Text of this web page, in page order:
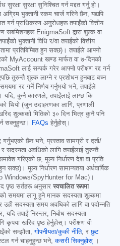
सुरक्षा सुनिश्चित गर्न मद्दत गर्नु हो।
अग्रिम भुक्तानी रकम चार्ज गरिने छैन, यद्यपि
गर्न प्राधिकरण अनुरोधहरू तपाईंको वित्तीय
सबमिशनहरू EnigmaSoft द्वारा शुल्क वा
भुक्तानी विधि र/वा तपाईंको वित्तीय
प्रतिबिम्बित हुन सक्छ)। तपाईंले आफ्नो
MyAccount खण्ड मार्फत वा ७-दिनको
लाई सम्पर्क गरेर आफ्नो परीक्षण रद्द गर्न
तुरुन्तै शुल्क लाग्ने र प्रशोधन हुनबाट बच्न
रद्द गर्ने निर्णय गर्नुभयो भने, तपाईंले
कुनै कारणले, तपाईंलाई लाग्छ कि
थियो (जुन उदाहरणका लागि, प्रणाली
शुल्कको मितिको ३० दिन भित्र कुनै पनि
सक्नुहुन्छ।
FAQs हेर्नुहोस्।
गर्नुभएको छैन भने, प्रस्ताव सामग्री र दर्ता/
सदस्यता अवधिको लागि तपाईंलाई तुरुन्तै
गरिएको छ; मूल्य निर्धारण देश वा प्रति
मूल्य निर्धारण सामान्यतया अर्धवार्षिक
Windows/SpyHunter for Mac)।
पृष्ठ सर्तहरू अनुसार स्वचालित रूपमा
समयमा लागू हुने मानक सदस्यता शुल्कमा
उही सदस्यता समय अवधिको लागि वा पदोन्नति
तपाईं निरन्तर, निर्बाध सदस्यता
कृपया खरिद पृष्ठ हेर्नुहोस्। परीक्षण यी
सम्झौता,गोपनीयता/कुकी नीति, रछुट
गर्न चाहनुहुन्छ भने,कसरी सिक्नुहोस् ।